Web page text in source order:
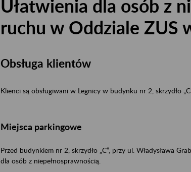
Ułatwienia dla osób z
ruchu w Oddziale ZUS
Obsługa klientów
Klienci są obsługiwani w Legnicy w budynku nr 2, skrzydło
Miejsca parkingowe
Przed budynkiem nr 2, skrzydło „C”, przy ul. Władysława
dla osób z niepełnosprawnością.